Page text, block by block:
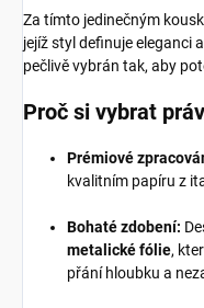
Za tímto jedinečným
jejíž styl definuje eleganci
pečlivě vybrán tak, aby
Proč si vybrat
Prémiové
kvalitním papíru z
Bohaté zdobení:
metalické fólie,
přání hloubku a